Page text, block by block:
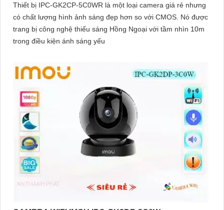
Thiết bị IPC-GK2CP-5C0WR là một loại camera giá rẻ nhưng
có chất lượng hình ảnh sáng đẹp hơn so với CMOS. Nó được
trang bị công nghệ thiếu sáng Hồng Ngoại với tầm nhìn 10m
trong điều kiện ánh sáng yếu